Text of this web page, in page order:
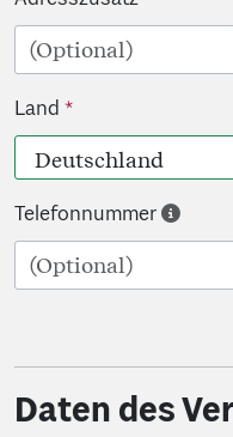
Land
Telefonnummer
Daten des